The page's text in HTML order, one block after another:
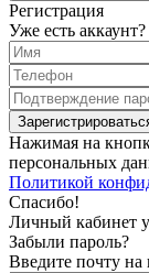
Регистрация
Уже есть аккаунт?
Нажимая на
персональных
Политикой
Спасибо!
Личный кабинет
Забыли пароль?
Введите почту